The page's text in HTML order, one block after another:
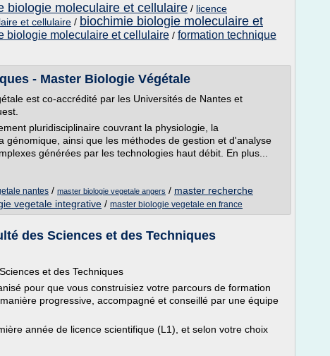
biologie moleculaire et cellulaire / licence
et cellulaire / biochimie biologie moleculaire et
biologie moleculaire et cellulaire / formation technique
- Master Biologie Végétale
est co-accrédité par les Universités de Nantes et
pluridisciplinaire couvrant la physiologie, la
génomique, ainsi que les méthodes de gestion et d'analyse
générées par les technologies haut débit. En plus...
nantes / master biologie vegetale angers / master recherche
vegetale integrative / master biologie vegetale en france
des Sciences et des Techniques
et des Techniques
pour que vous construisiez votre parcours de formation
progressive, accompagné et conseillé par une équipe
année de licence scientifique (L1), et selon votre choix